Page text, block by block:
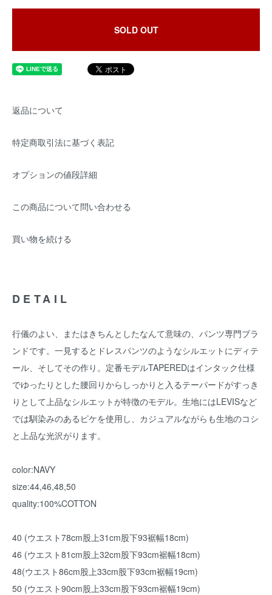
SOLD OUT
返品について
特定商取引法に基づく表記
オプションの値段詳細
この商品について問い合わせる
買い物を続ける
DETAIL
行儀のよい、またはきちんとしたなんて意味の、パンツ専門ブラ
ンドです。一見するとドレスパンツのようなシルエットにディテ
ール、そしてその作り。定番モデルTAPEREDはインタック仕様
でゆったりとした腰回りからしっかりと入るテーパードがすっき
りとして上品なシルエットが特徴のモデル。生地にはLEVISなど
では馴染みのあるピケを使用し、カジュアルながらも生地のコシ
と上品な光沢がります。
color:NAVY
size:44,46,48,50
quality:100%COTTON
40 (ウエスト78cm股上31cm股下93裾幅18cm)
46 (ウエスト81cm股上32cm股下93cm裾幅18cm)
48(ウエスト86cm股上33cm股下93cm裾幅19cm)
50 (ウエスト90cm股上33cm股下93cm裾幅19cm)